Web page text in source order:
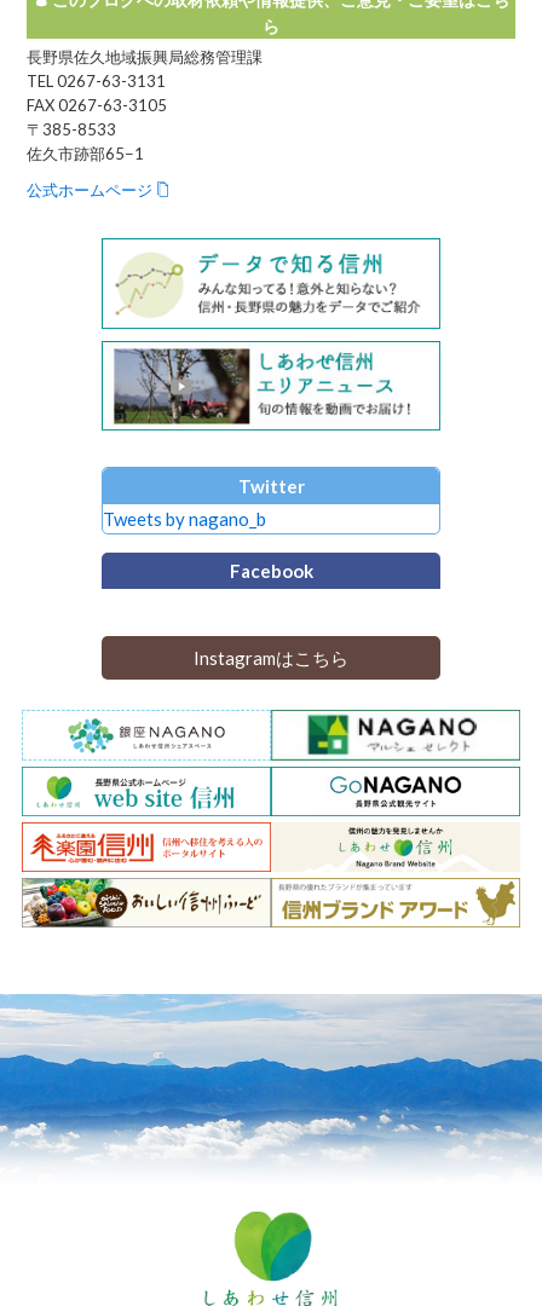
ら
長野県佐久地域振興局総務管理課
TEL 0267-63-3131
FAX 0267-63-3105
〒385-8533
佐久市跡部65−1
公式ホームページ
Twitter
Tweets by nagano_b
Facebook
Instagramはこちら